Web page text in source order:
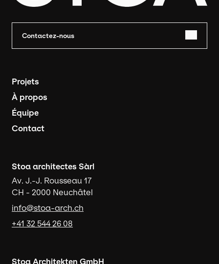
Contactez-nous
Navigation principale
Projets
À propos
Équipe
Contact
Stoa architectes Sàrl
Av. J.-J. Rousseau 17
CH - 2000 Neuchâtel
info@stoa-arch.ch
+41 32 544 26 08
Stoa Architekten GmbH